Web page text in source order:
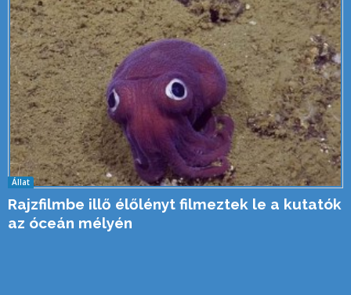
Állat
Rajzfilmbe illő élőlényt filmeztek le a kutatók
az óceán mélyén